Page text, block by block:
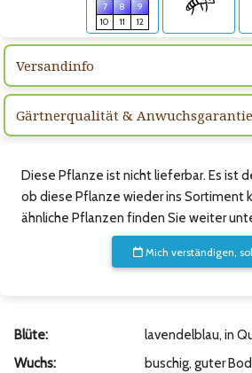
7
8
9
10
11 12
Versandinfo
Gärtnerqualität & Anwuchsgarantie
Diese Pflanze ist nicht lieferbar. Es ist
ob diese Pflanze wieder ins Sortiment
ähnliche Pflanzen finden Sie weiter
Mich verständigen,
Blüte:
lavendelblau, in
Wuchs:
buschig, guter